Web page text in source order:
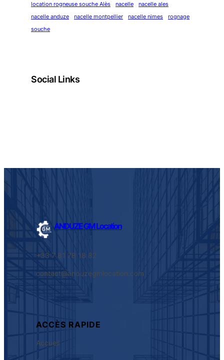
location rogneuse souche Alès
nacelle
nacelle ales
nacelle anduze
nacelle montpellier nacelle nimes
rognage
souche
Social Links
ANDUZE GM Location
+33 7 81 78 18 82
contact@anduzegmlocation.com
ACCÈS RAPIDE
Accueil